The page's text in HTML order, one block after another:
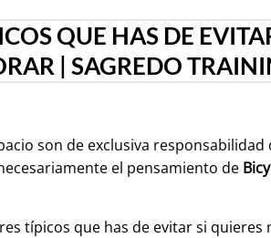
QUE HAS DE
| SAGREDO
son de exclusiva responsabilidad
el pensamiento de
típicos que has de evitar si